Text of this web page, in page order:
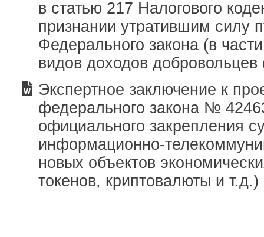
в статью 217 Налогового
признании утратившим силу
Федерального закона (в
видов доходов добровольцев
Экспертное заключение к
федерального закона №
официального закрепления
информационно-
новых объектов
токенов, криптовалюты и т.д.)